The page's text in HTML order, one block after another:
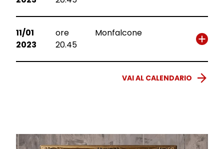
11/01
2023
ore
20.45
Monfalcone
VAI AL CALENDARIO